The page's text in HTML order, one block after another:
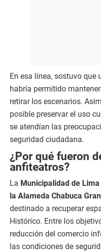
En esa línea, sostuvo que
habría permitido
retirar los escenarios.
posible preservar el uso
se atendían las
seguridad ciudadana.
¿Por qué fueron
anfiteatros?
La Municipalidad de Lima
la Alameda Chabuca
destinado a recuperar
Histórico. Entre los
reducción del comercio
las condiciones de